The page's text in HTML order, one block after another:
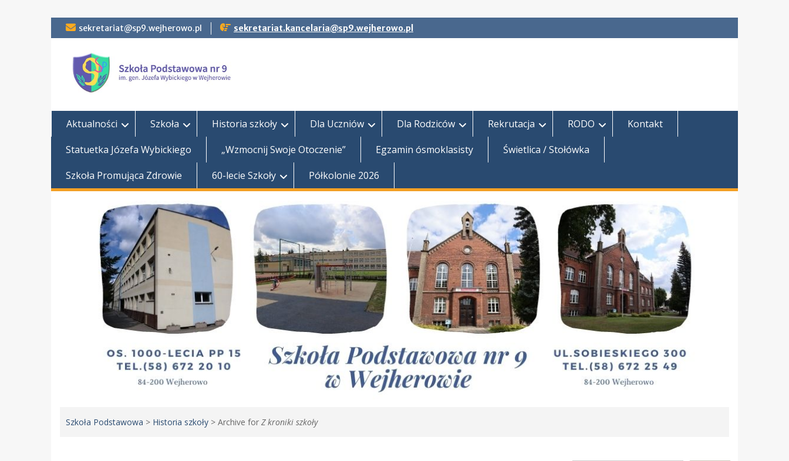
Skip
to
sekretariat@sp9.wejherowo.pl sekretariat.kancelaria@sp9.wejherowo.pl
Aktualności Szkoła Historia szkoły Dla Uczniów Dla Rodziców Rekrutacja RODO
Kontakt
Statuetka Józefa Wybickiego
„Wzmocnij Swoje Otoczenie” Egzamin ósmoklasisty
Świetlica / Stołówka
Szkoła Promująca Zdrowie
60-lecie Szkoły Półkolonie 2026
Szkoła Podstawowa > Historia szkoły > Archive for Z kroniki szkoły